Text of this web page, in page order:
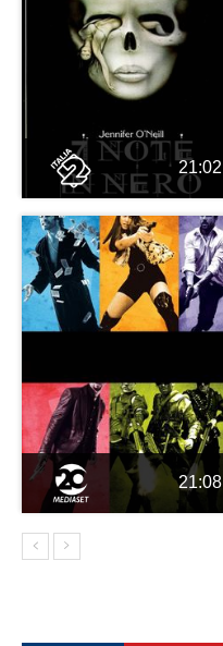
21:02
21:08